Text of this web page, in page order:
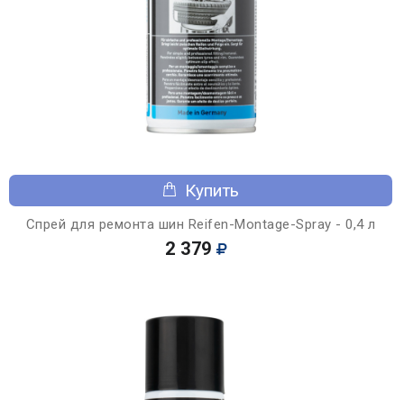
Купить
Спрей для ремонта шин Reifen-Montage-Spray - 0,4 л
2 379